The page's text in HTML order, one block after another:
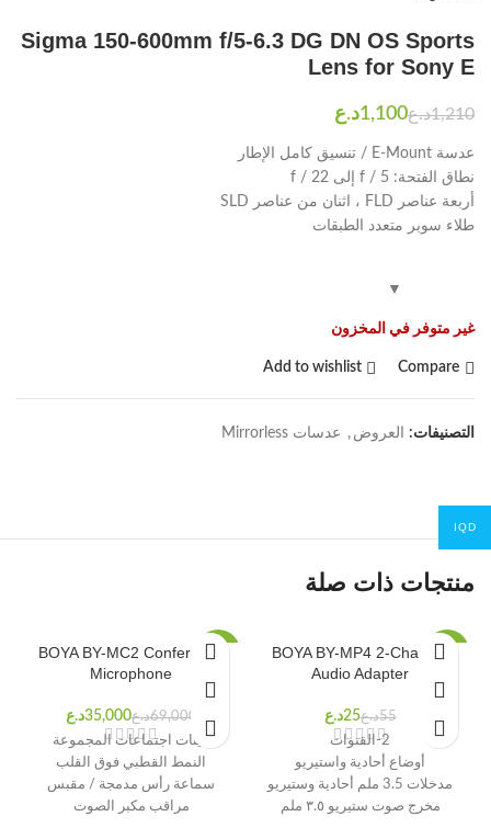
Sigma 150-600mm f/5-6.3 DG DN OS Sports
Lens for Sony E
د.ع د.ع
عدسة E-Mount / تنسيق كامل الإطار
نطاق الفتحة: f / 5 إلى f / 22
أربعة عناصر FLD ، اثنان من عناصر SLD
طلاء سوبر متعدد الطبقات
غير متوفر في المخزون
Compare
Add to wishlist
التصنيفات: العروض , عدسات Mirrorless
منتجات ذات صلة
BOYA BY-MP4 2-Channel
Audio Adapter
د.ع د.ع
2-القنوات
أوضاع أحادية واستيريو
مدخلات 3.5 ملم أحادية وستيريو
مخرج صوت ستيريو ٣.٥ ملم
BOYA BY-MC2 Conference
Microphone
د.ع د.ع
لبيئات اجتماعات المجموعة
النمط القطبي فوق القلب
سماعة رأس مدمجة / مقبس
مراقب مكبر الصوت
IQD